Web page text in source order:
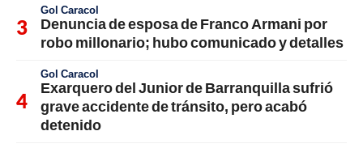
Gol Caracol
Denuncia de esposa de Franco Armani por
robo millonario; hubo comunicado y detalles
Gol Caracol
Exarquero del Junior de Barranquilla sufrió
grave accidente de tránsito, pero acabó
detenido